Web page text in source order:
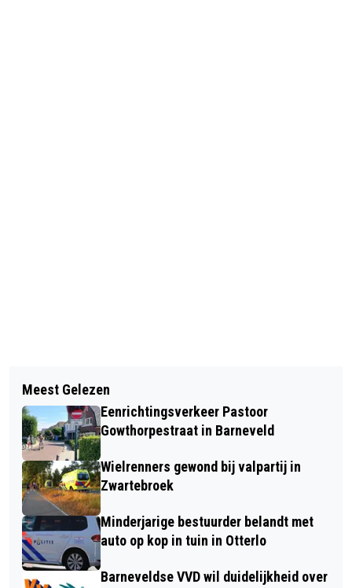
STEEK JE HANDEN UIT DE MOUWEN
BIJ ZORGBOERDERIJ ‘T PARADIJS
GEMEENTE BARNEVELD PAKT DOOR
OM MONUMENTALE PANDEN
CORNELIA BEWAARSCHOOL TE
HERSTELLEN
Meest Gelezen
Eenrichtingsverkeer Pastoor
Gowthorpestraat in Barneveld
Wielrenners gewond bij valpartij in
Zwartebroek
Minderjarige bestuurder belandt met
auto op kop in tuin in Otterlo
Barneveldse VVD wil duidelijkheid over